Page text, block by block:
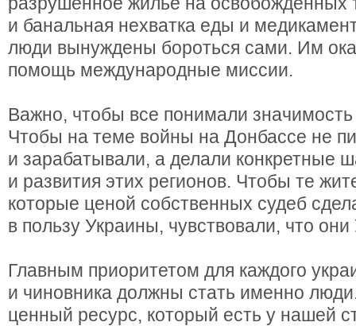
и банальная нехватка еды и
люди вынуждены бороться сами. Им
помощь международные миссии.
Важно, чтобы все понимали значимость
Чтобы на теме войны на Донбассе не
и зарабатывали, а делали конкретные
и развития этих регионов. Чтобы те
которые ценой собственных судеб
в пользу Украины, чувствовали, что
Главным приоритетом для каждого
и чиновника должны стать именно
ценный ресурс, который есть у нашей